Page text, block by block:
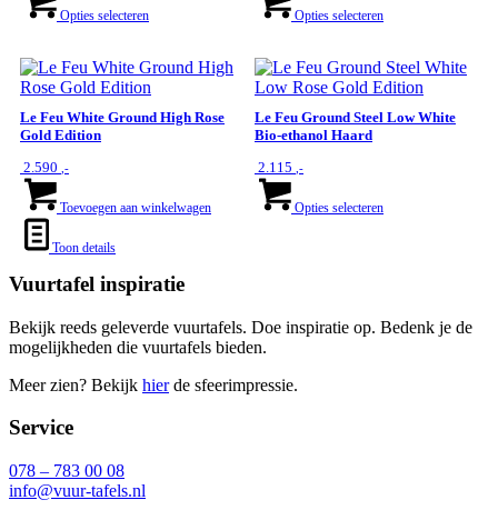
Opties selecteren
variaties.
optie
de
Opties selecteren
variaties.
Deze
optie
Le Feu White Ground High Rose
Gold Edition
2.590 ,-
Toevoegen aan winkelwagen
Toon details
Le Feu Ground Steel Low White
Bio-ethanol Haard
2.115 ,-
Opties selecteren
kan
Vuurtafel inspiratie
Bekijk reeds geleverde vuurtafels. Doe inspiratie op. Bedenk je de
mogelijkheden die vuurtafels bieden.
Meer zien? Bekijk hierde sfeerimpressie.
Service
078 – 783 00 08
info@vuur-tafels.nl